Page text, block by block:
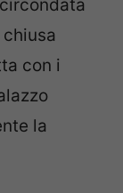
con i
la